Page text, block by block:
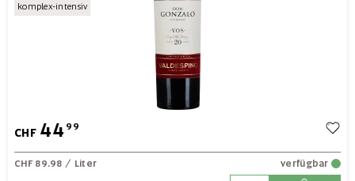
komplex-intensiv
CHF 44 99
CHF 89.98 / Liter
verfügbar